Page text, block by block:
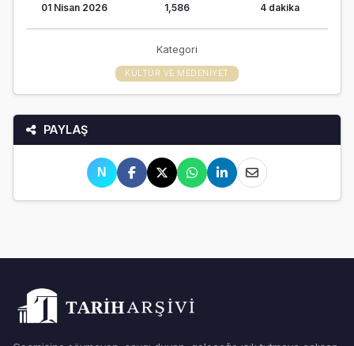
01 Nisan 2026 1,586 4 dakika
Kategori
KÜLTÜR VE MEDENIYET
PAYLAŞ
N